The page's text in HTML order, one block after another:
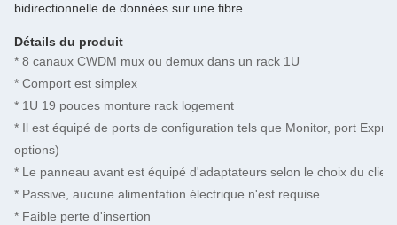
bidirectionnelle de données sur une fibre.
Détails du produit
* 8 canaux CWDM mux ou demux dans un rack 1U
* Comport est simplex
* 1U 19 pouces monture rack logement
* Il est équipé de ports de configuration tels que Monitor, port
options)
* Le panneau avant est équipé d'adaptateurs selon le choix du
* Passive, aucune alimentation électrique n'est requise.
* Faible perte d'insertion